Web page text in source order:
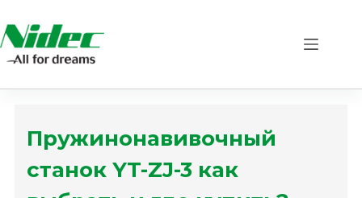
to
content
Пружинонавивочный
станок YT-ZJ-3 как